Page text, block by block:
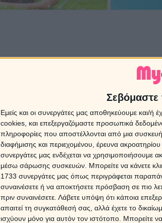
Σεβόμαστε
Εμείς και οι συνεργάτες μας αποθηκεύουμε
cookies, και επεξεργαζόμαστε προσωπικά
πληροφορίες που αποστέλλονται από μια συσκευή
διαφήμισης και περιεχομένου, έρευνα
συνεργάτες μας ενδέχεται να χρησιμοποιήσουμε
μέσω σάρωσης συσκευών. Μπορείτε να κάνετε
1733 συνεργάτες μας όπως περιγράφεται
συναινέσετε ή να αποκτήσετε πρόσβαση σε πιο
πριν συναινέσετε. Λάβετε υπόψη ότι κάποια
απαιτεί τη συγκατάθεσή σας, αλλά έχετε το
ισχύουν μόνο για αυτόν τον ιστότοπο. Μπορείτε
Πρόβλεψη σε
και χαμηλή τιμή
10' ΛΕΠΤΑ
14€
παρε τώρα